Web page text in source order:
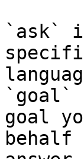
`ask`
`goal`
goal